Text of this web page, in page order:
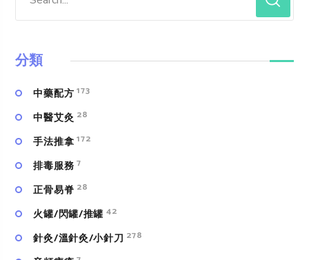
分類
中藥配方 173
中醫艾灸 28
手法推拿 172
排毒服務 7
正骨易脊 28
火罐/閃罐/推罐 42
針灸/溫針灸/小針刀 278